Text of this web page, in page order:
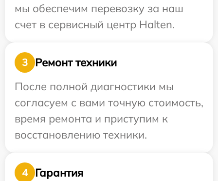
мы обеспечим перевозку за наш
счет в сервисный центр Halten.
3
Ремонт техники
После полной диагностики мы
согласуем с вами точную стоимость,
время ремонта и приступим к
восстановлению техники.
4 Гарантия